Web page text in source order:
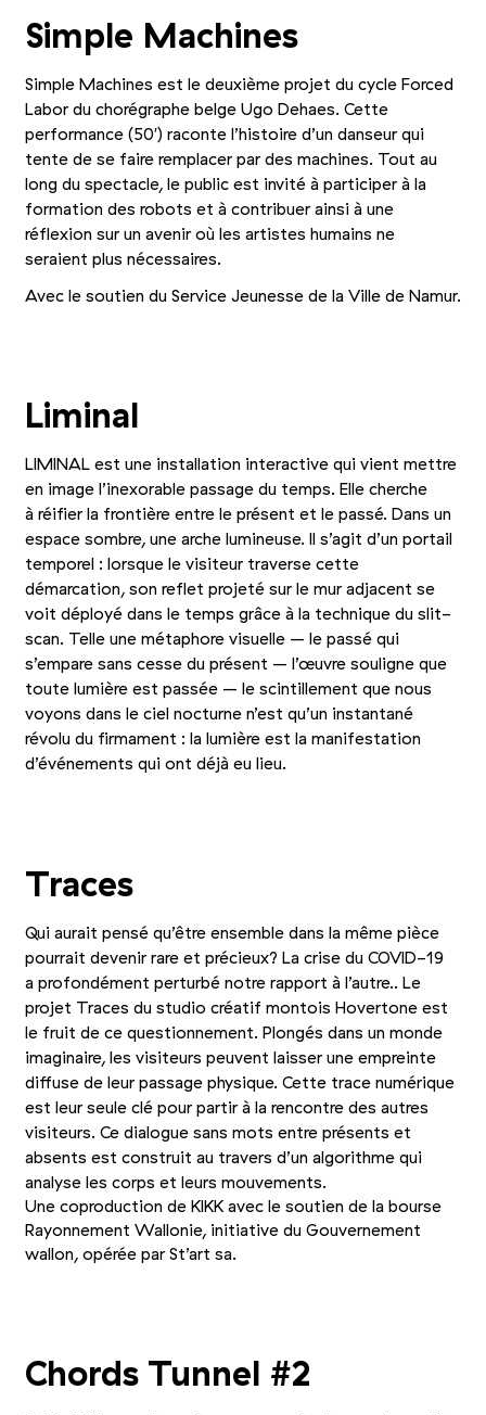
Simple Machines
Simple Machines est le deuxième projet du cycle Forced
Labor du chorégraphe belge Ugo Dehaes. Cette
performance (50′) raconte l’histoire d’un danseur qui
tente de se faire remplacer par des machines. Tout au
long du spectacle, le public est invité à participer à la
formation des robots et à contribuer ainsi à une
réflexion sur un avenir où les artistes humains ne
seraient plus nécessaires.
Avec le soutien du Service Jeunesse de la Ville de Namur.
Liminal
LIMINAL est une installation interactive qui vient mettre
en image l’inexorable passage du temps. Elle cherche
à réifier la frontière entre le présent et le passé. Dans un
espace sombre, une arche lumineuse. Il s’agit d’un portail
temporel : lorsque le visiteur traverse cette
démarcation, son reflet projeté sur le mur adjacent se
voit déployé dans le temps grâce à la technique du slit-
scan. Telle une métaphore visuelle – le passé qui
s’empare sans cesse du présent – l’œuvre souligne que
toute lumière est passée – le scintillement que nous
voyons dans le ciel nocturne n’est qu’un instantané
révolu du firmament : la lumière est la manifestation
d’événements qui ont déjà eu lieu.
Traces
Qui aurait pensé qu’être ensemble dans la même pièce
pourrait devenir rare et précieux? La crise du COVID-19
a profondément perturbé notre rapport à l’autre.. Le
projet Traces du studio créatif montois Hovertone est
le fruit de ce questionnement. Plongés dans un monde
imaginaire, les visiteurs peuvent laisser une empreinte
diffuse de leur passage physique. Cette trace numérique
est leur seule clé pour partir à la rencontre des autres
visiteurs. Ce dialogue sans mots entre présents et
absents est construit au travers d’un algorithme qui
analyse les corps et leurs mouvements.
Une coproduction de KIKK avec le soutien de la bourse
Rayonnement Wallonie, initiative du Gouvernement
wallon, opérée par St’art sa.
Chords Tunnel #2